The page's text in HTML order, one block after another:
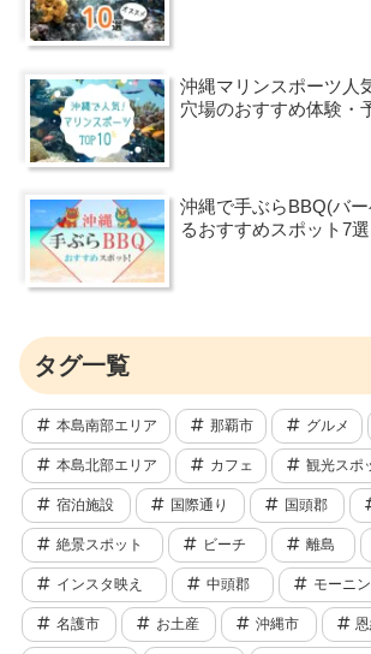
沖縄マリンスポーツ人
穴場のおすすめ体験・
沖縄で手ぶらBBQ(バ
るおすすめスポット7選
タグ一覧
本島南部エリア 那覇市 グルメ
本島北部エリア カフェ 観光スポ
宿泊施設 国際通り 国頭郡
絶景スポット ビーチ 離島
インスタ映え 中頭郡 モーニ
名護市 お土産 沖縄市